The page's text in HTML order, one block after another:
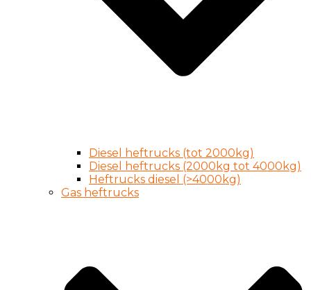
Diesel heftrucks (tot 2000kg)
Diesel heftrucks (2000kg tot 4000kg)
Heftrucks diesel (>4000kg)
Gas heftrucks